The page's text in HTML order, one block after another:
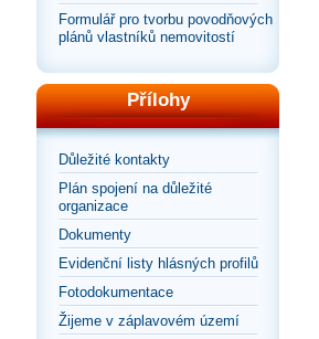
Formulář pro tvorbu povodňových
plánů vlastníků nemovitostí
Přílohy
Důležité kontakty
Plán spojení na důležité
organizace
Dokumenty
Evidenční listy hlásných profilů
Fotodokumentace
Žijeme v záplavovém území